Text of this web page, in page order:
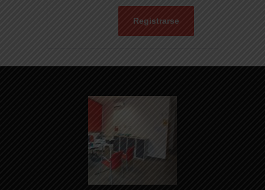
Registrarse